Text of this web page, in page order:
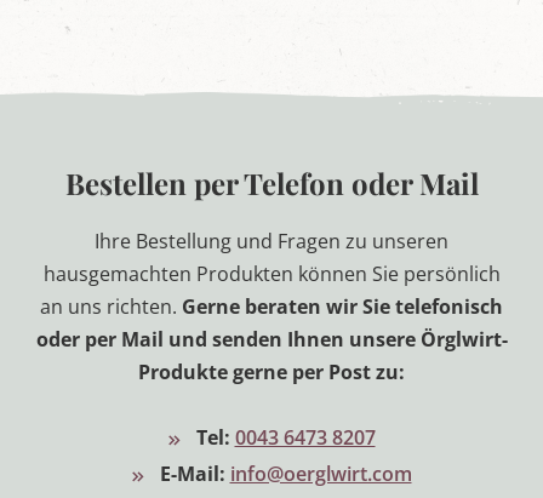
Bestellen per Telefon oder Mail
Ihre Bestellung und Fragen zu unseren
hausgemachten Produkten können Sie persönlich
an uns richten. Gerne beraten wir Sie telefonisch
oder per Mail und senden Ihnen unsere Örglwirt-
Produkte gerne per Post zu:
Tel: 0043 6473 8207
E-Mail: info@oerglwirt.com